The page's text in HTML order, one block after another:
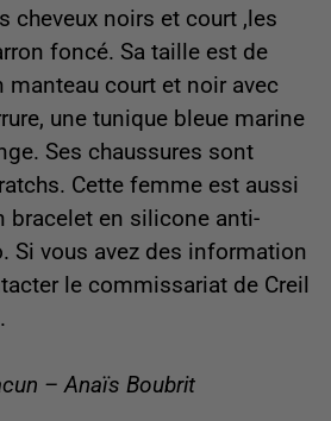
cheveux noirs et court ,les
foncé. Sa taille est de
manteau court et noir avec
une tunique bleue marine
Ses chaussures sont
Cette femme est aussi
bracelet en silicone anti-
Si vous avez des information
le commissariat de Creil
– Anaïs Boubrit